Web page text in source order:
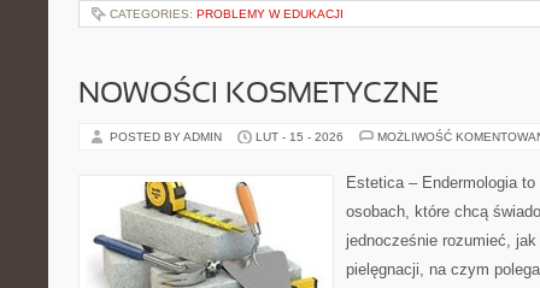
CATEGORIES: PROBLEMY W EDUKACJI
NOWOŚCI KOSMETYCZNE
POSTED BY ADMIN LUT - 15 - 2026 MOŻLIWOŚĆ
Estetica – Endermologia
osobach, które chcą
jednocześnie rozumieć, jak
pielęgnacji, na czym